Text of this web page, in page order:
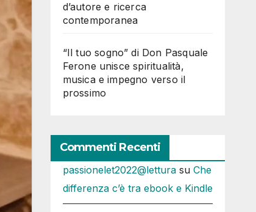
d’autore e ricerca
contemporanea
“Il tuo sogno” di Don Pasquale
Ferone unisce spiritualità,
musica e impegno verso il
prossimo
Commenti Recenti
passionelet2022@letturasu Che
differenza c’è tra ebook e Kindle